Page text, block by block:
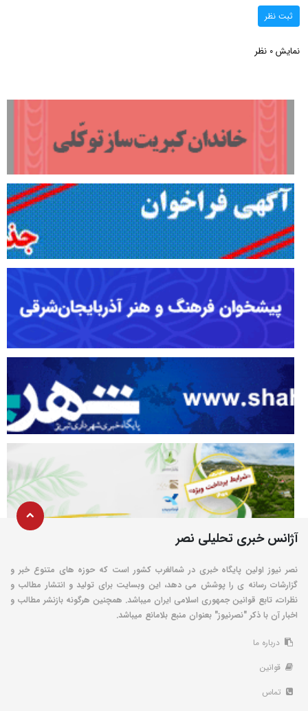
ثبت نظر
نمایش 0 نظر
آژانس خبری تحلیلی نصر
نصر نیوز اولین پایگاه خبری در شمالغرب کشور است که حوزه های متنوع خبر و
گزارشات رسانه ی را پوشش می دهد، این وبسایت برای تولید و انتشار مطالب و
نظرات، تابع قوانین جمهوری اسلامی ایران میباشد. همچنین هرگونه بازنشر مطالب و
اخبار آن با ذکر "نصرنیوز" بعنوان منبع بلامانع میباشد.
درباره ما
قوانین
تماس